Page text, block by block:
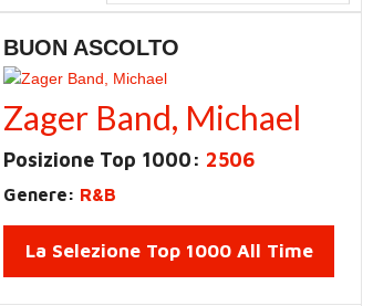
BUON ASCOLTO
Zager Band, Michael
Posizione Top 1000: 2506
Genere: R&B
La Selezione Top 1000 All Time